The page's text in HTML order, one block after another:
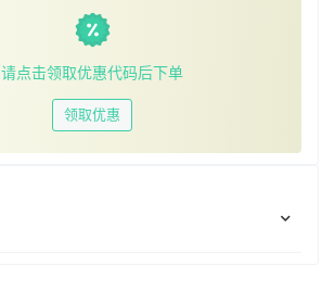
请点击领取优惠代码后下单
领取优惠